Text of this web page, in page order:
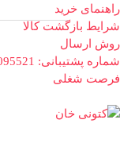
راهنمای خرید
شرایط بازگشت کالا
روش ارسال
شماره پشتیبانی: 91095521_021
فرصت شغلی